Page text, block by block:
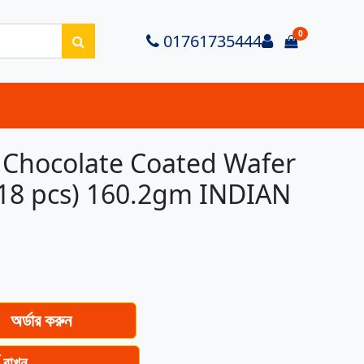
01761735444 Login
0
items in
Coated Wafer
pcs) 160.2gm INDIAN
অর্ডার করুন